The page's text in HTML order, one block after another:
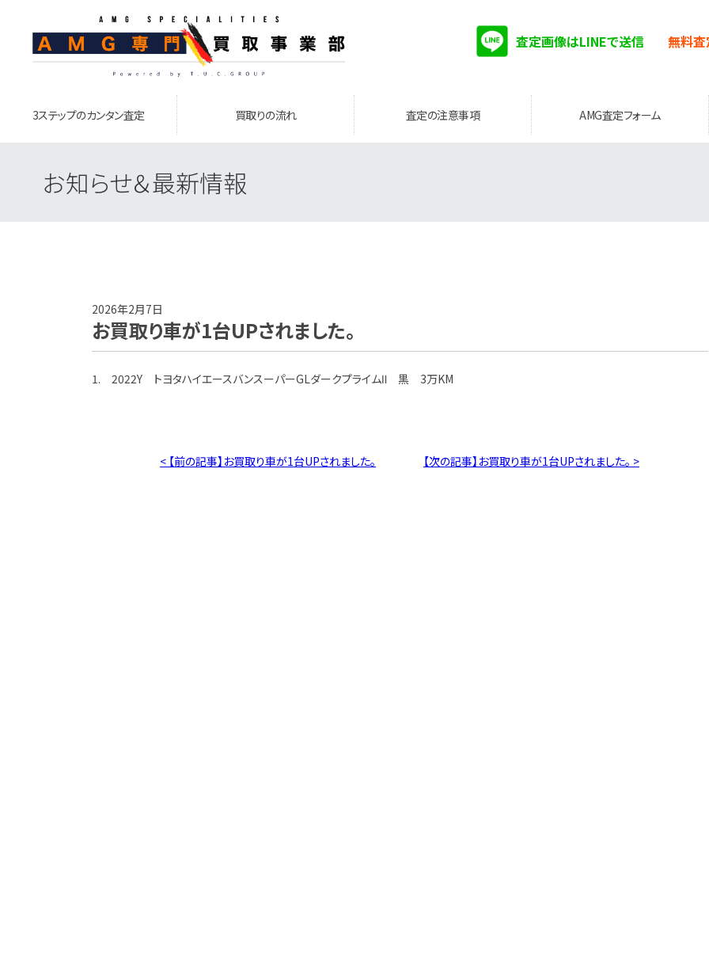
査定画像はLINEで送信 無料査
3ステップのカンタン査定 買取りの流れ 査定の注意事項 AMG査定フォーム
お知らせ＆最新情報
2026年2月7日
お買取り車が1台UPされました。
1. 2022Y トヨタハイエースバンスーパーGLダークプライムⅡ 黒 3万KM
< 【前の記事】お買取り車が1台UPされました。 【次の記事】お買取り車が1台UPされました。 >